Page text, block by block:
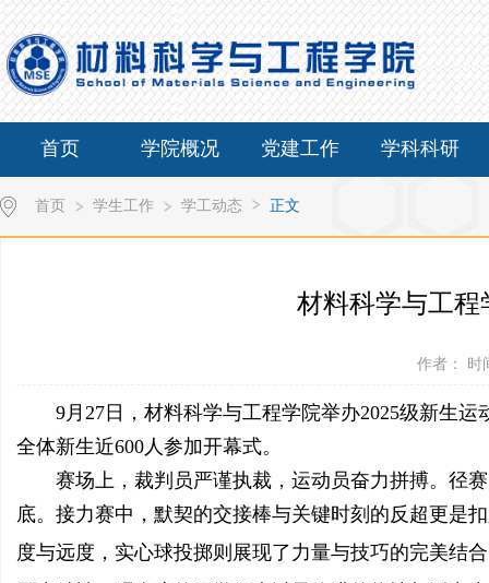
首页 学院概况 党建工作 学科科研
首页 学生工作 学工动态 正文
材料科学与工程
作者： 时
9月27日，材料科学与工程学院举办2025级新生
全体新生近600人参加开幕式。
赛场上，裁判员严谨执裁，运动员奋力拼搏。径
底。接力赛中，默契的交接棒与关键时刻的反超更是
度与远度，实心球投掷则展现了力量与技巧的完美结